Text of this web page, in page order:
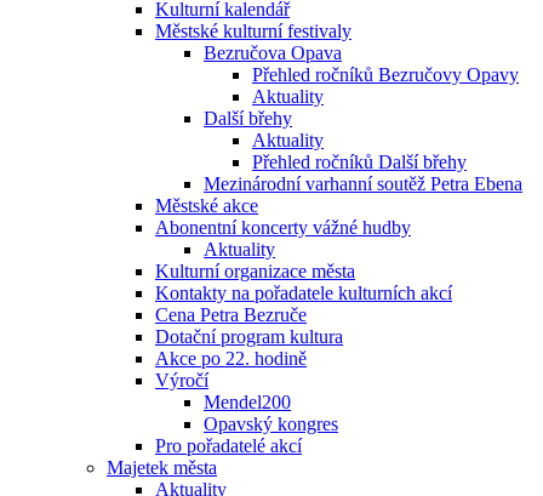
Kulturní kalendář
Městské kulturní festivaly
Bezručova Opava
Přehled ročníků Bezručovy Opavy
Aktuality
Další břehy
Aktuality
Přehled ročníků Další břehy
Mezinárodní varhanní soutěž Petra Ebena
Městské akce
Abonentní koncerty vážné hudby
Aktuality
Kulturní organizace města
Kontakty na pořadatele kulturních akcí
Cena Petra Bezruče
Dotační program kultura
Akce po 22. hodině
Výročí
Mendel200
Opavský kongres
Pro pořadatelé akcí
Majetek města
Aktuality